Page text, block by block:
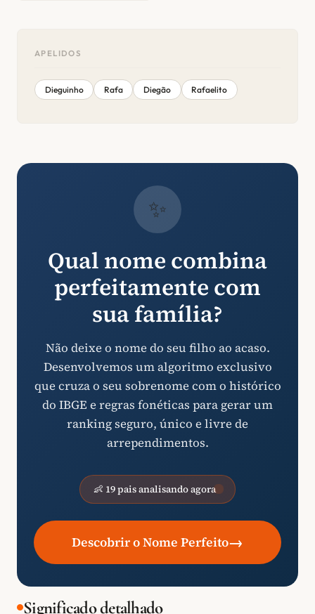
APELIDOS
Dieguinho Rafa Diegão Rafaelito
✨
Qual nome combina
perfeitamente com
sua família?
Não deixe o nome do seu filho ao acaso.
Desenvolvemos um algoritmo exclusivo
que cruza o seu sobrenome com o histórico
do IBGE e regras fonéticas para gerar um
ranking seguro, único e livre de
arrependimentos.
👶 19 pais analisando agora
Descobrir o Nome Perfeito→
Significado detalhado